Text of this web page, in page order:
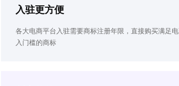
入驻更方便
各大电商平台入驻需要商标注册年限，直接购买满足
入门槛的商标